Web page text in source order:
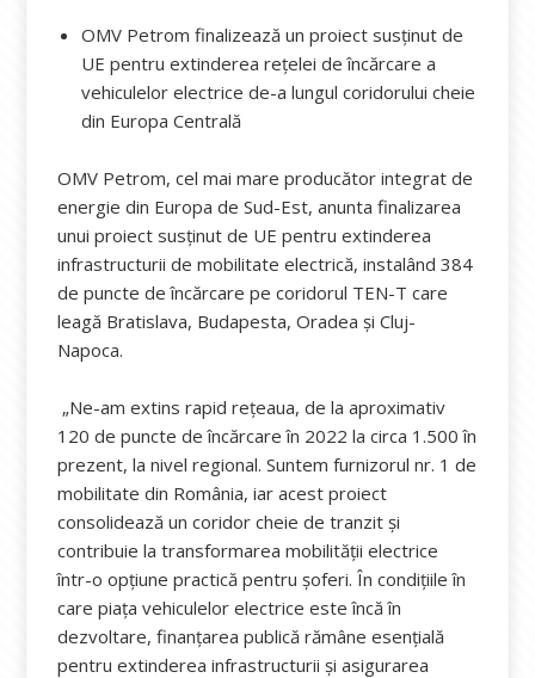
OMV Petrom finalizează un proiect susținut de
UE pentru extinderea rețelei de încărcare a
vehiculelor electrice de-a lungul coridorului cheie
din Europa Centrală
OMV Petrom, cel mai mare producător integrat de
energie din Europa de Sud-Est, anunta finalizarea
unui proiect susținut de UE pentru extinderea
infrastructurii de mobilitate electrică, instalând 384
de puncte de încărcare pe coridorul TEN-T care
leagă Bratislava, Budapesta, Oradea și Cluj-
Napoca.
„Ne-am extins rapid rețeaua, de la aproximativ
120 de puncte de încărcare în 2022 la circa 1.500 în
prezent, la nivel regional. Suntem furnizorul nr. 1 de
mobilitate din România, iar acest proiect
consolidează un coridor cheie de tranzit și
contribuie la transformarea mobilității electrice
într-o opțiune practică pentru șoferi. În condițiile în
care piața vehiculelor electrice este încă în
dezvoltare, finanțarea publică rămâne esențială
pentru extinderea infrastructurii și asigurarea